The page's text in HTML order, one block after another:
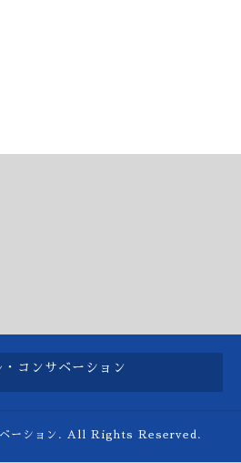
・コンサベーション
ーション . All Rights Reserved.